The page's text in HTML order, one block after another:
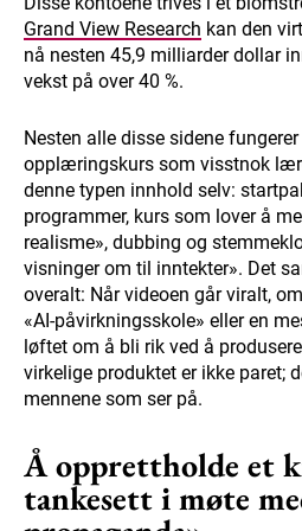
Grand View Research kan den
nå nesten 45,9 milliarder dollar
vekst på over 40 %.
Nesten alle disse sidene
opplæringskurs som visstnok
denne typen innhold selv:
programmer, kurs som lover å
realisme», dubbing og
visninger om til inntekter». Det
overalt: Når videoen går viralt,
«AI-påvirkningsskole» eller en
løftet om å bli rik ved å
virkelige produktet er ikke paret;
mennene som ser på.
Å opprettholde et
tankesett i møte